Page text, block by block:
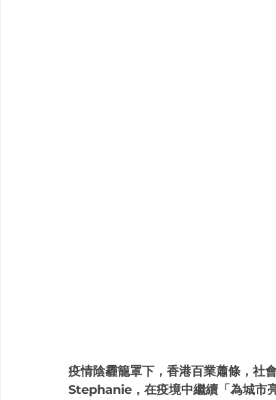
疫情陰霾籠罩下，香港百業蕭條，社
Stephanie，在疫境中繼續「為城市